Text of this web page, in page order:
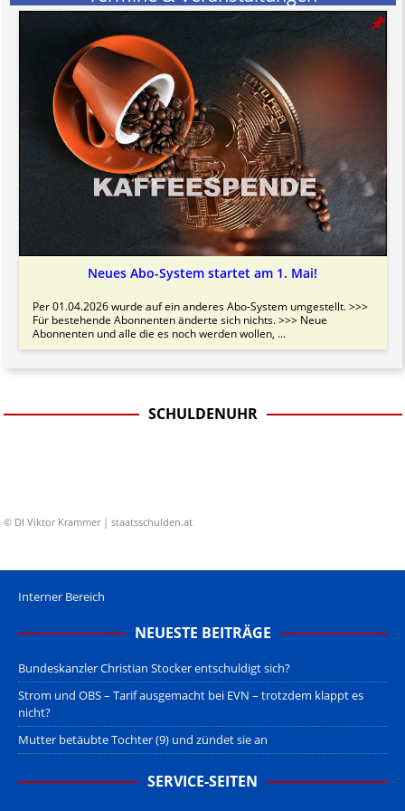
Neues Abo-System startet am 1. Mai!
Per 01.04.2026 wurde auf ein anderes Abo-System umgestellt. >>>
Für bestehende Abonnenten änderte sich nichts. >>> Neue
Abonnenten und alle die es noch werden wollen, ...
SCHULDENUHR
© DI Viktor Krammer | staatsschulden.at
Interner Bereich
NEUESTE BEITRÄGE
Bundeskanzler Christian Stocker entschuldigt sich?
Strom und OBS – Tarif ausgemacht bei EVN – trotzdem klappt es
nicht?
Mutter betäubte Tochter (9) und zündet sie an
SERVICE-SEITEN